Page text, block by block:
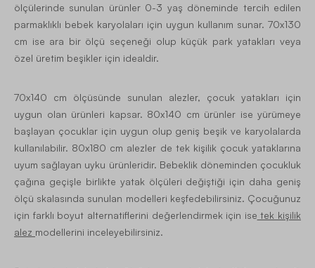
ölçülerinde sunulan ürünler 0-3 yaş döneminde tercih edilen
parmaklıklı bebek karyolaları için uygun kullanım sunar. 70x130
cm ise ara bir ölçü seçeneği olup küçük park yatakları veya
özel üretim beşikler için idealdir.
70x140 cm ölçüsünde sunulan alezler, çocuk yatakları için
uygun olan ürünleri kapsar. 80x140 cm ürünler ise yürümeye
başlayan çocuklar için uygun olup geniş beşik ve karyolalarda
kullanılabilir. 80x180 cm alezler de tek kişilik çocuk yataklarına
uyum sağlayan uyku ürünleridir. Bebeklik döneminden çocukluk
çağına geçişle birlikte yatak ölçüleri değiştiği için daha geniş
ölçü skalasında sunulan modelleri keşfedebilirsiniz. Çocuğunuz
için farklı boyut alternatiflerini değerlendirmek için ise tek kişilik
alez modellerini inceleyebilirsiniz.